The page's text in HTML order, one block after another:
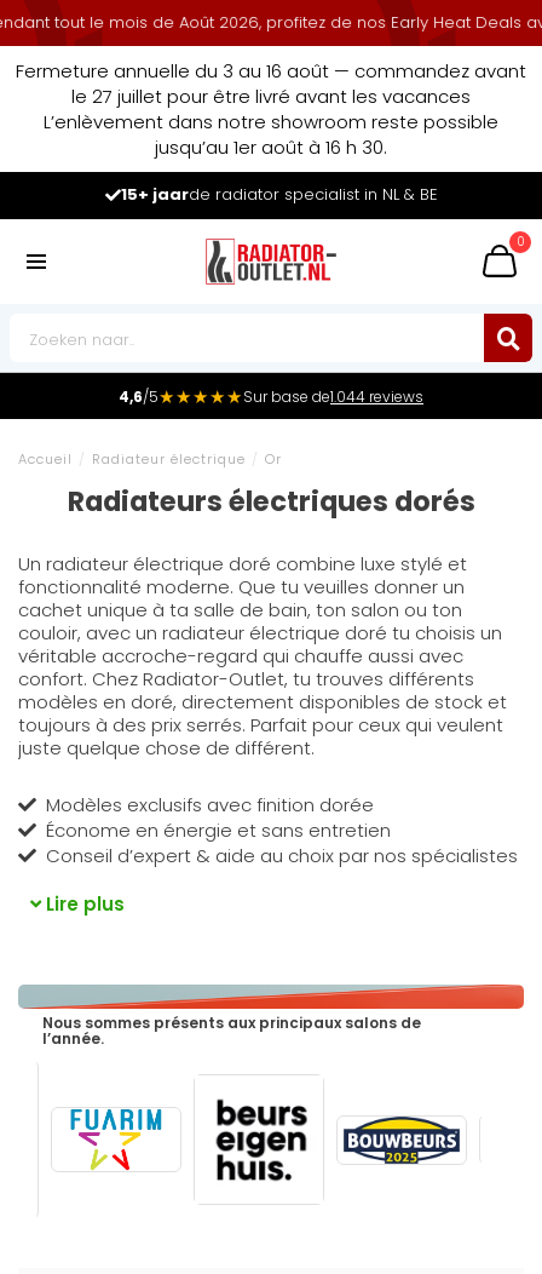
tout le mois de Août 2026, profitez de nos Early Heat Deals avec
Fermeture annuelle du 3 au 16 août — commandez avant
le 27 juillet pour être livré avant les vacances
L’enlèvement dans notre showroom reste possible
jusqu’au 1er août à 16 h 30.
15+ jaarde radiator specialist in NL & BE
0
4,6/5★★★★★Sur base de1.044 reviews
Accueil / Radiateur électrique / Or
Radiateurs électriques dorés
Un radiateur électrique doré combine luxe stylé et
fonctionnalité moderne. Que tu veuilles donner un
cachet unique à ta salle de bain, ton salon ou ton
couloir, avec un radiateur électrique doré tu choisis un
véritable accroche-regard qui chauffe aussi avec
confort. Chez Radiator-Outlet, tu trouves différents
modèles en doré, directement disponibles de stock et
toujours à des prix serrés. Parfait pour ceux qui veulent
juste quelque chose de différent.
Modèles exclusifs avec finition dorée
Économe en énergie et sans entretien
Conseil d’expert & aide au choix par nos spécialistes
Lire plus
Nous sommes présents aux principaux salons de
l’année.